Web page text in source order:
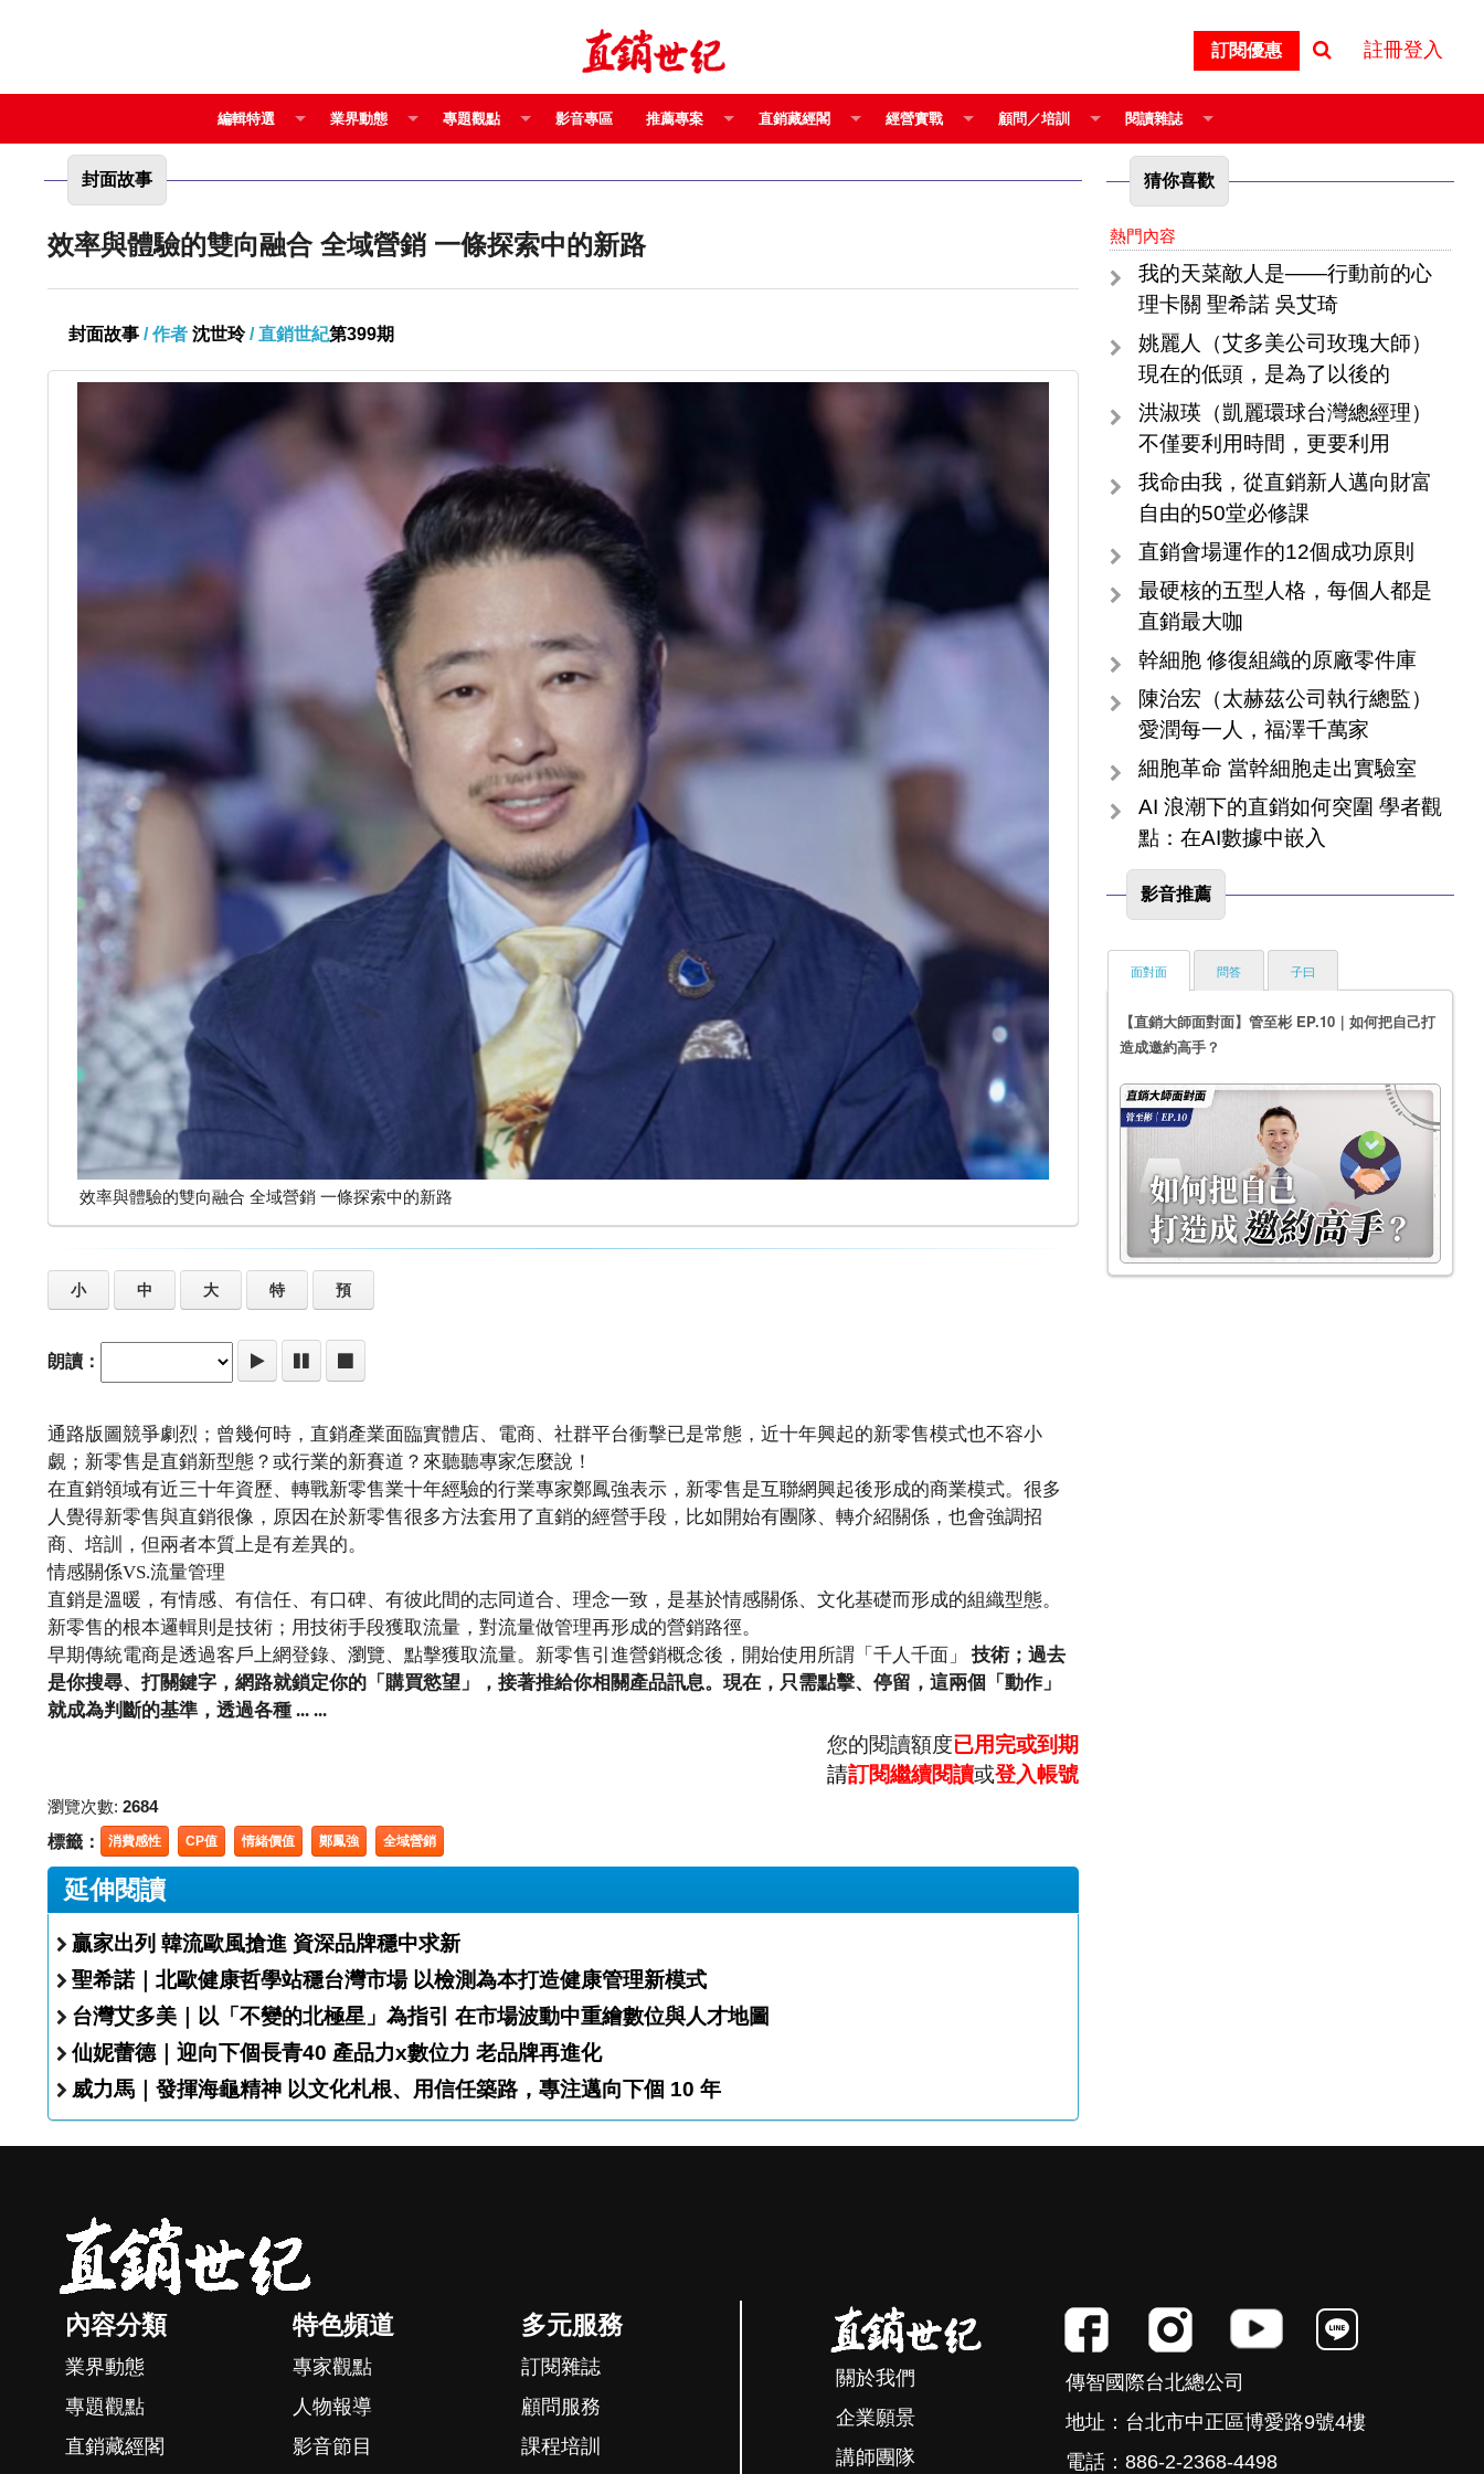
訂閱優惠 註冊登入
編輯特選 業界動態 專題觀點 影音專區 推薦專案 直銷藏經閣 經營實戰 顧問／培訓 閱讀雜誌
封面故事
效率與體驗的雙向融合 全域營銷 一條探索中的新路
封面故事 / 作者 沈世玲 / 直銷世紀第399期
效率與體驗的雙向融合 全域營銷 一條探索中的新路
小 中 大 特 預
朗讀：
通路版圖競爭劇烈；曾幾何時，直銷產業面臨實體店、電商、社群平台衝擊已是常態，近十年興起的新零售模式也不容小
覷；新零售是直銷新型態？或行業的新賽道？來聽聽專家怎麼說！
在直銷領域有近三十年資歷、轉戰新零售業十年經驗的行業專家鄭鳳強表示，新零售是互聯網興起後形成的商業模式。很多
人覺得新零售與直銷很像，原因在於新零售很多方法套用了直銷的經營手段，比如開始有團隊、轉介紹關係，也會強調招
商、培訓，但兩者本質上是有差異的。
情感關係VS.流量管理
直銷是溫暖，有情感、有信任、有口碑、有彼此間的志同道合、理念一致，是基於情感關係、文化基礎而形成的組織型態。
新零售的根本邏輯則是技術；用技術手段獲取流量，對流量做管理再形成的營銷路徑。
早期傳統電商是透過客戶上網登錄、瀏覽、點擊獲取流量。新零售引進營銷概念後，開始使用所謂「千人千面」
技術；過去
是你搜尋、打關鍵字，網路就鎖定你的「購買慾望」，接著推給你相關產品訊息。現在，只需點擊、停留，這兩個「動作」
就成為判斷的基準，透過各種 ... ...
您的閱讀額度已用完或到期
請訂閱繼續閱讀或登入帳號
瀏覽次數: 2684
標籤： 消費感性 CP值 情緒價值 鄭鳳強 全域營銷
延伸閱讀
贏家出列 韓流歐風搶進 資深品牌穩中求新
聖希諾｜北歐健康哲學站穩台灣市場 以檢測為本打造健康管理新模式
台灣艾多美｜以「不變的北極星」為指引 在市場波動中重繪數位與人才地圖
仙妮蕾德｜迎向下個長青40 產品力x數位力 老品牌再進化
威力馬｜發揮海龜精神 以文化札根、用信任築路，專注邁向下個 10 年
猜你喜歡
熱門內容
我的天菜敵人是——行動前的心
理卡關 聖希諾 吳艾琦
姚麗人（艾多美公司玫瑰大師）
現在的低頭，是為了以後的
洪淑瑛（凱麗環球台灣總經理）
不僅要利用時間，更要利用
我命由我，從直銷新人邁向財富
自由的50堂必修課
直銷會場運作的12個成功原則
最硬核的五型人格，每個人都是
直銷最大咖
幹細胞 修復組織的原廠零件庫
陳治宏（太赫茲公司執行總監）
愛潤每一人，福澤千萬家
細胞革命 當幹細胞走出實驗室
AI 浪潮下的直銷如何突圍 學者觀
點：在AI數據中嵌入
影音推薦
面對面
【直銷大師面對面】管至彬 EP.10｜如何把自己打
造成邀約高手？
問答 子曰
內容分類
業界動態
專題觀點
直銷藏經閣
特色頻道
專家觀點
人物報導
影音節目
多元服務
訂閱雜誌
顧問服務
課程培訓
關於我們
企業願景
講師團隊
傳智國際台北總公司
地址：台北市中正區博愛路9號4樓
電話：886-2-2368-4498